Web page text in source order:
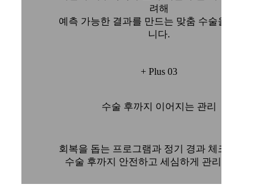
려해
예측 가능한 결과를 만드는 맞춤 수술을 진행합
니다.
+ Plus 03
수술 후까지 이어지는 관리
회복을 돕는 프로그램과 정기 경과 체크를 통해
수술 후까지 안전하고 세심하게 관리합니다.